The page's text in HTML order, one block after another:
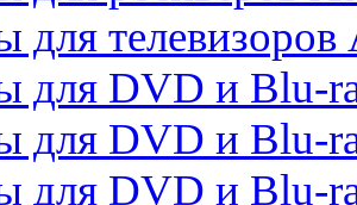
для телевизоров
для DVD и Blu-
для DVD и Blu-
для DVD и Blu-